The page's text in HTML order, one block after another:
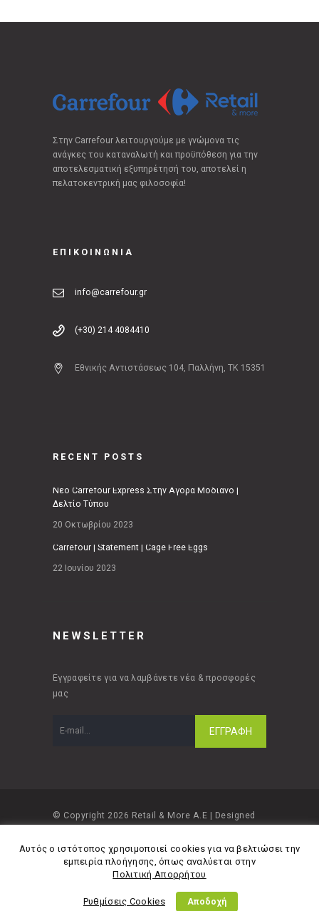
Στην Carrefour λειτουργούμε με γνώμονα τις
ανάγκες του καταναλωτή και προϋπόθεση για την
αποτελεσματική εξυπηρέτησή του, αποτελεί η
πελατοκεντρική μας φιλοσοφία!
ΕΠΙΚΟΙΝΩΝΙΑ
info@carrefour.gr
(+30) 214 4084410
Εθνικής Αντιστάσεως 104, Παλλήνη, ΤΚ 15351
RECENT POSTS
Νέο Carrefour Express Στην Αγορά Μοδιάνο |
Δελτίο Τύπου
20 Οκτωβρίου 2023
Carrefour | Statement | Cage Free Eggs
22 Ιουνίου 2023
NEWSLETTER
Εγγραφείτε για να λαμβάνετε νέα & προσφορές
μας
© Copyright 2026 Retail & More A.E | Designed
Πολιτική Απορρήτου Όροι Χρήσης
Αυτός ο ιστότοπος χρησιμοποιεί cookies για να βελτιώσει την
εμπειρία πλοήγησης, όπως αναλύεται στην
Πολιτική Απορρήτου
Ρυθμίσεις Cookies Αποδοχή